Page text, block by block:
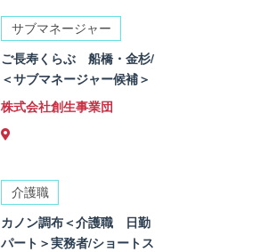
サブマネージャー
ご長寿くらぶ 船橋・金杉/
＜サブマネージャー候補＞
株式会社創生事業団
介護職
カノン調布＜介護職 日勤
パート＞実務者/ショートス